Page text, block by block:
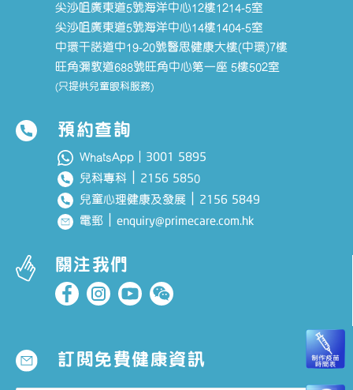
尖沙咀廣東道5號海洋中心12樓1214-5室
尖沙咀廣東道5號海洋中心14樓1404-5室
中環干諾道中19-20號醫思健康大樓(中環)7樓
旺角彌敦道688號旺角中心第一座 5樓502室
(只提供兒童眼科服務)
預約查詢
WhatsApp｜ 3001 5895
兒科專科 2156 5850
兒童心理健康及發展
2156 5849
電郵 ｜enquiry@primecare.com.hk
關注我們
訂閱免費健康資訊